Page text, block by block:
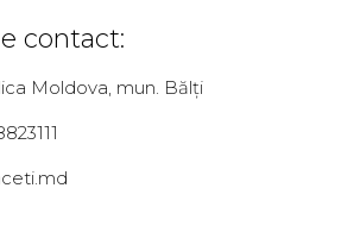
contact:
Moldova, mun. Bălți